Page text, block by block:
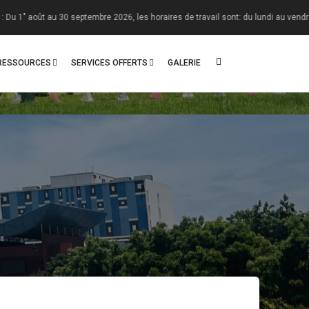
1" août au 30 septembre 2026, les horaires de travail sont: du lundi au vendredi :
SERVICES OFFERTS GALERIE